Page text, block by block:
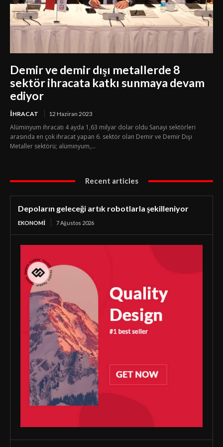
Demir ve demir dışı metallerde 8
sektör ihracata katkı sunmaya devam
ediyor
İHRACAT 12 Haziran 2023
Alüminyum ihracatı 4 ayda 1,63 milyar dolar oldu Sanayi sektörleri
arasında en çok ihracat yapan 6. sektör olan Demir ve Demir Dışı
Metaller sektörü; alüminyum,...
Recent articles
Depoların geleceği artık robotlarla şekilleniyor
EKONOMI 7 Ağustos 2026